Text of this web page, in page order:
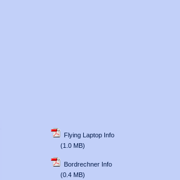
Flying Laptop Info
(1.0 MB)
Bordrechner Info
(0.4 MB)